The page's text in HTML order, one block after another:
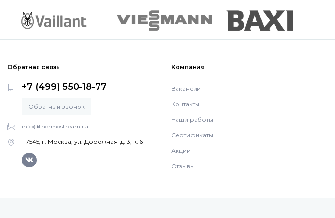
Обратная связь
+7 (499) 550-18-77
Обратный звонок
info@thermostream.ru
117545, г. Москва, ул. Дорожная, д. 3, к. 6
Компания
Вакансии
Контакты
Наши работы
Сертификаты
Акции
Отзывы